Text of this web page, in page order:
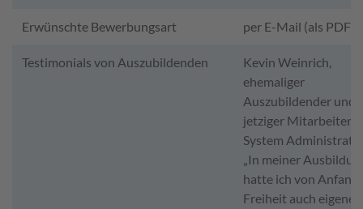
Erwünschte Bewerbungsart per E-Mail (als PDF)
Testimonials von Auszubildenden
Kevin Weinrich,
ehemaliger
Auszubildender und
jetziger Mitarbeiter
System
„In meiner
hatte ich von Anfang
Freiheit auch eigene